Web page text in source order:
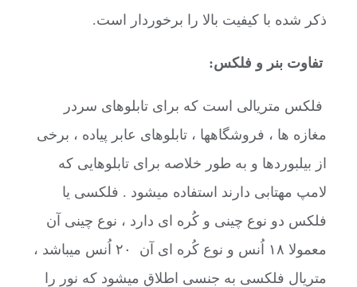
ذکر شده با کیفیت بالا را برخوردار است.
تفاوت بنر و فلکس:
فلکس متریالی است که برای تابلوهای سردر
مغازه ها ، فروشگاهها ، تابلوهای عابر پیاده ، برخی
از بیلبوردها و به طور خلاصه برای تابلوهایی که
لامپ مهتابی دارند استفاده میشود . فلکسی یا
فلکس دو نوع چینی و کُره ای دارد ، نوع چینی آن
معمولا ۱۸ اُنس و نوع کُره ای آن ۲۰ اُنس میباشد ،
متریال فلکسی به جنسی اطلاق میشود که نور را